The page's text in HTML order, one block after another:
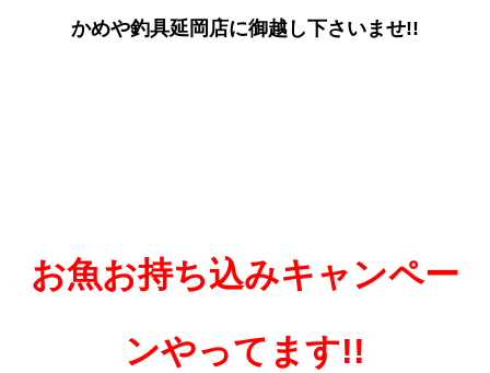
かめや釣具延岡店に御越し下さいませ!!
お魚お持ち込みキャンペー
ンやってます!!